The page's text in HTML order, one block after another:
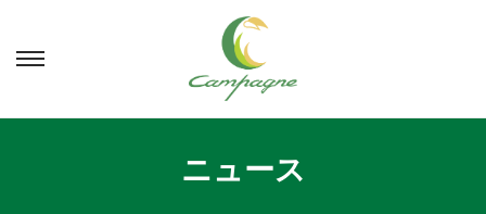
ナ
ゲ
シ
コ
テ
ツ
ニュース